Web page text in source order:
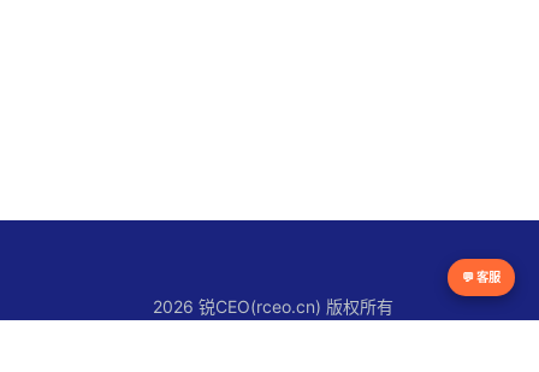
2026 锐CEO(rceo.cn) 版权所有
💬 客服